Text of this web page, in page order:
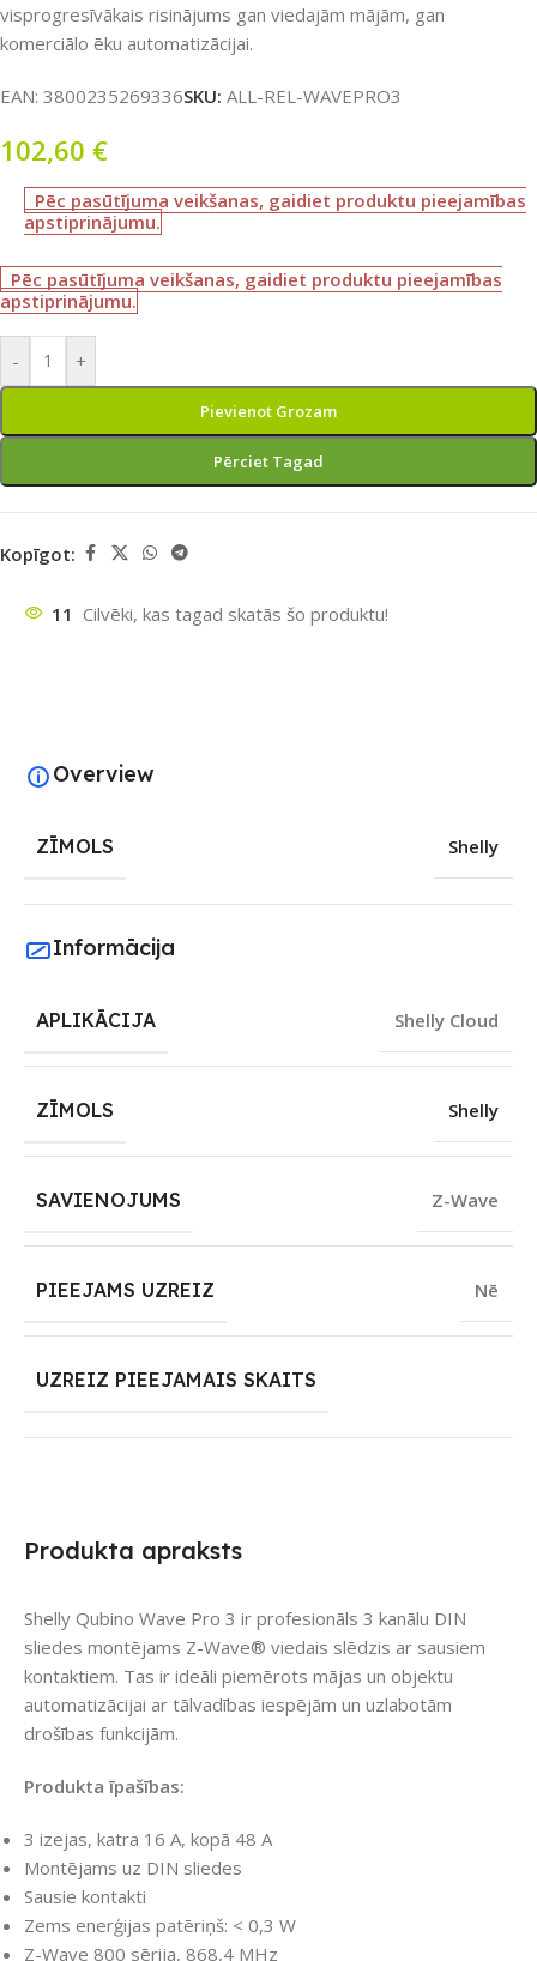
visprogresīvākais risinājums gan viedajām mājām, gan
komerciālo ēku automatizācijai.
EAN: 3800235269336SKU: ALL-REL-WAVEPRO3
102,60 €
Pēc pasūtījuma veikšanas, gaidiet produktu pieejamības
apstiprinājumu.
Pēc pasūtījuma veikšanas, gaidiet produktu pieejamības
apstiprinājumu.
- +
Pievienot Grozam
Pērciet Tagad
Kopīgot:
11 Cilvēki, kas tagad skatās šo produktu!
Produkta apraksts
Shelly Qubino Wave Pro 3 ir profesionāls 3 kanālu DIN
sliedes montējams Z-Wave® viedais slēdzis ar sausiem
kontaktiem. Tas ir ideāli piemērots mājas un objektu
automatizācijai ar tālvadības iespējām un uzlabotām
drošības funkcijām.
Produkta īpašības:
3 izejas, katra 16 A, kopā 48 A
Montējams uz DIN sliedes
Sausie kontakti
Zems enerģijas patēriņš: < 0,3 W
Z-Wave 800 sērija, 868,4 MHz
Overview
ZĪMOLS Shelly
Informācija
APLIKĀCIJA Shelly Cloud
ZĪMOLS Shelly
SAVIENOJUMS Z-Wave
PIEEJAMS UZREIZ Nē
UZREIZ PIEEJAMAIS SKAITS